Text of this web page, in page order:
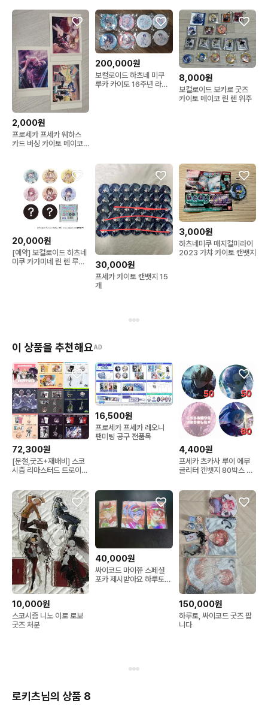
2,000원
프로세카 프세카 웨하스
카드 버싱 카이토 메이코
200,000원
보컬로이드 하츠네 미쿠
루카 카이토 16주년 라쿠
8,000원
보컬로이드 보카로 굿즈
카이토 메이코 린 렌 위주
20,000원
[예약] 보컬로이드 하츠네
미쿠 카가미네 린 렌 루카
30,000원
프세카 카이토 캔뱃지 15
개
3,000원
하츠네미쿠 매지컬미라이
2023 가챠 카이토 캔뱃지
이 상품을 추천해요AD
72,300원
[분철,굿즈+재배비] 스코
시즘 리마스터드 트로이메
노 코요 오토 이로 로보
16,500원
프로세카 프세카 레오니
팬미팅 공구 전품목
4,400원
프세카 츠카사 루이 에무
글리터 캔뱃지 80박스 공
10,000원
스코시즘 니노 이로 로보
굿즈 처분
40,000원
싸이코드 마이쮸 스페셜
포카 제시받아요 하루토
150,000원
하루토, 싸이코드 굿즈 팝
니다
로키츠님의 상품 8